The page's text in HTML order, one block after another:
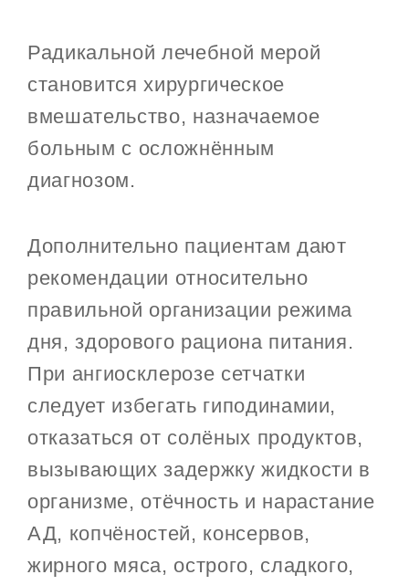
Радикальной лечебной мерой
становится хирургическое
вмешательство, назначаемое
больным с осложнённым
диагнозом.
Дополнительно пациентам дают
рекомендации относительно
правильной организации режима
дня, здорового рациона питания.
При ангиосклерозе сетчатки
следует избегать гиподинамии,
отказаться от солёных продуктов,
вызывающих задержку жидкости в
организме, отёчность и нарастание
АД, копчёностей, консервов,
жирного мяса, острого, сладкого,